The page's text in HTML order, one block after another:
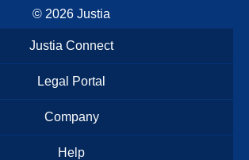
© 2026 Justia
Justia Connect
Legal Portal
Company
Help